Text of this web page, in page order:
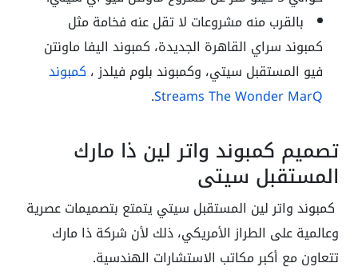
بالقرب منه مشروعات لا تقل عنه فخامة مثل
كمبوند سراي القاهرة الجديدة، كمبوند اليفا ماونتن
فيو المستقبل سيتي، وكمبوند بلوم فيلدز ، كمبوند
Streams The Wonder MarQ
.
تصميم كمبوند واتر لين ذا مارك
المستقبل سيتي
كمبوند واتر لين المستقبل سيتي يتمتع بتصميمات عصرية
وعالمية على الطراز الأمريكي، ذلك لأن شركة ذا مارك
تتعاون مع أكبر مكاتب الاستشارات الهندسية.